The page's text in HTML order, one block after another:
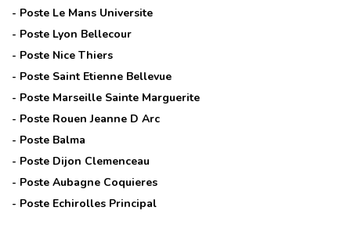
- Poste Le Mans Universite
- Poste Lyon Bellecour
- Poste Nice Thiers
- Poste Saint Etienne Bellevue
- Poste Marseille Sainte Marguerite
- Poste Rouen Jeanne D Arc
- Poste Balma
- Poste Dijon Clemenceau
- Poste Aubagne Coquieres
- Poste Echirolles Principal